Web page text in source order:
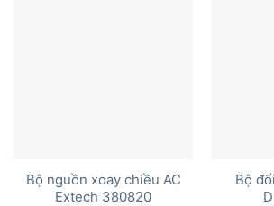
Bộ nguồn xoay chiều AC
Extech 380820
Bộ